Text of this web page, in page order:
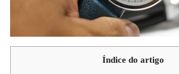
Índice do artigo